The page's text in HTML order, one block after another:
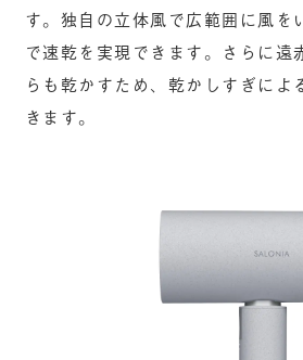
す。独自の立体風で広範囲に風を
で速乾を実現できます。さらに遠
らも乾かすため、乾かしすぎによ
きます。